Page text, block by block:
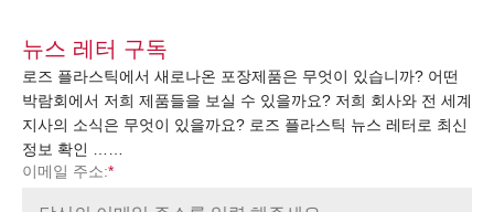
뉴스 레터 구독
로즈 플라스틱에서 새로나온 포장제품은 무엇이 있습니까? 어떤
박람회에서 저희 제품들을 보실 수 있을까요? 저희 회사와 전 세계
지사의 소식은 무엇이 있을까요? 로즈 플라스틱 뉴스 레터로 최신
정보 확인 ……
이메일 주소:*